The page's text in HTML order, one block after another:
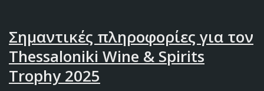
Σημαντικές πληροφορίες για τον
Thessaloniki Wine & Spirits
Trophy 2025